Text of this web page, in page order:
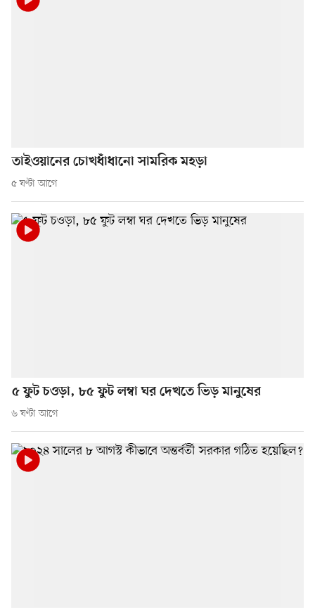
তাইওয়ানের চোখধাঁধানো সামরিক মহড়া
৫ ঘণ্টা আগে
৫ ফুট চওড়া, ৮৫ ফুট লম্বা ঘর দেখতে ভিড় মানুষের
৬ ঘণ্টা আগে